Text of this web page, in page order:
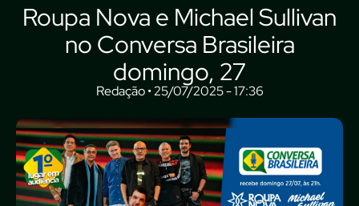
Roupa Nova e Michael Sullivan
no Conversa Brasileira
domingo, 27
Redação • 25/07/2025 - 17:36